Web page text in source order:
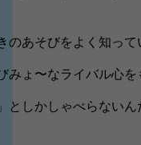
のあそびをよく知って
みょ〜なライバル心を
としかしゃべらないん